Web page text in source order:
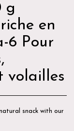
g
en
6 Pour
volailles
snack with our